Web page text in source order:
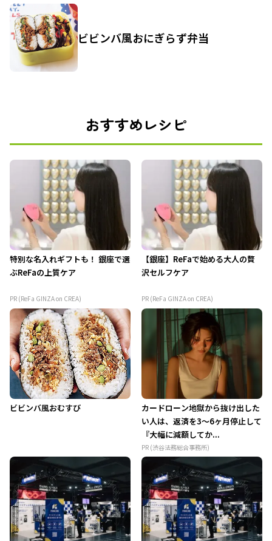
ビビンバ風おにぎらず弁当
おすすめレシピ
特別な名入れギフトも！ 銀座で選
ぶReFaの上質ケア
PR (ReFa GINZA on CREA)
【銀座】ReFaで始める大人の贅
沢セルフケア
PR (ReFa GINZA on CREA)
ビビンバ風おむすび
カードローン地獄から抜け出した
い人は、返済を3～6ヶ月停止して
『大幅に減額してか...
PR (渋谷法務総合事務所)